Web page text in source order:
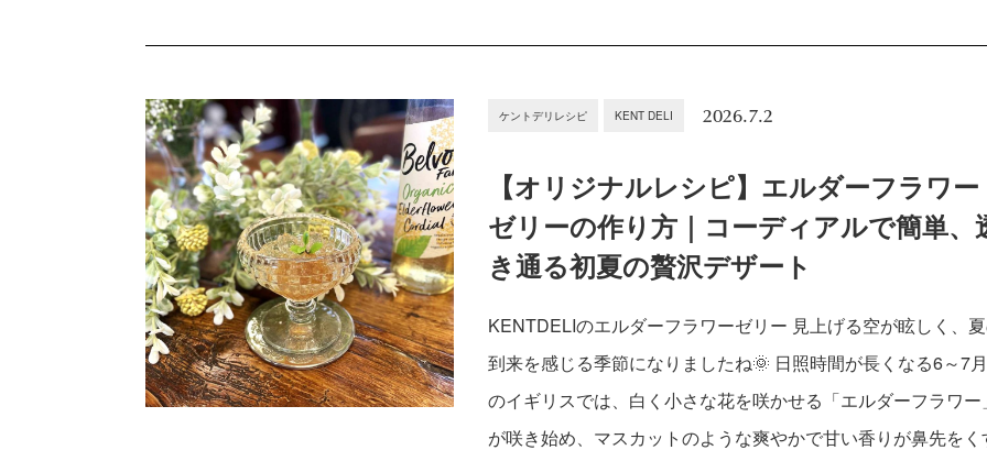
ケントデリレシピ KENT DELI 2026.7.2
【オリジナルレシピ】エルダーフラワー
ゼリーの作り方｜コーディアルで簡単、
き通る初夏の贅沢デザート
KENTDELIのエルダーフラワーゼリー 見上げる空が眩しく、
到来を感じる季節になりましたね🌞 日照時間が長くなる6～7月
のイギリスでは、白く小さな花を咲かせる「エルダーフラワー
が咲き始め、マスカットのような爽やかで甘い香りが鼻先をく